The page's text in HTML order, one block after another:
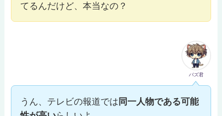
てるんだけど、本当なの？
バズ君
うん、テレビの報道では 同一人物である可能